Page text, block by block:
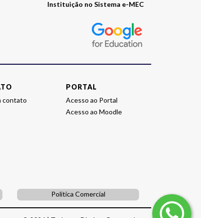
o
MEC
Instituição no Sistema e-MEC
contato
PORTAL
Acesso ao Portal
Acesso ao Moodle
Política Comercial